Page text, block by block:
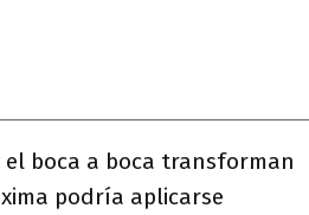
boca a boca transforman
podría aplicarse